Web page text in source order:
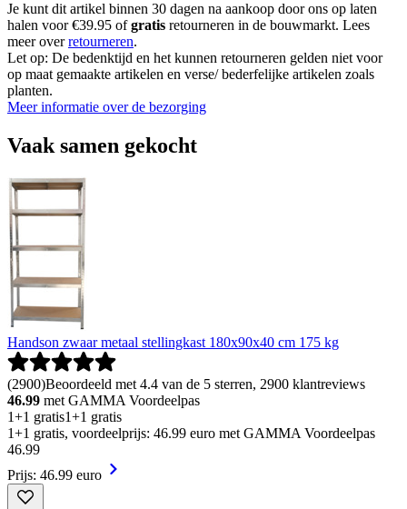
Je kunt dit artikel binnen 30 dagen na aankoop door ons op laten
halen voor €39.95 ofgratis retourneren in de bouwmarkt. Lees
meer overretourneren.
Let op: De bedenktijd en het kunnen retourneren gelden niet voor
op maat gemaakte artikelen en verse/ bederfelijke artikelen zoals
planten.
Meer informatie over de bezorging
Vaak samen gekocht
Handson zwaar metaal stellingkast 180x90x40 cm 175 kg
(2900)Beoordeeld met 4.4 van de 5 sterren, 2900 klantreviews
46.99 met GAMMA Voordeelpas
1+1 gratis1+1 gratis
1+1 gratis, voordeelprijs: 46.99 euro met GAMMA Voordeelpas
46.99
Prijs: 46.99 euro